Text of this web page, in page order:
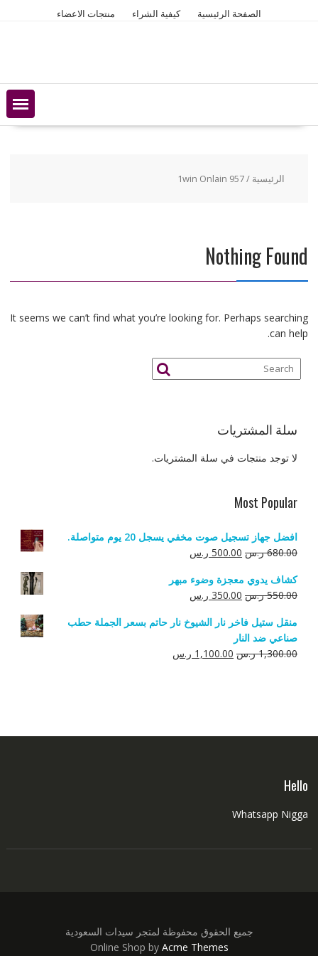
الصفحة الرئيسية كيفية الشراء منتجات الاعضاء
الرئيسية / 1win Onlain 957
Nothing Found
It seems we can’t find what you’re looking for. Perhaps searching
can help.
سلة المشتريات
لا توجد منتجات في سلة المشتريات.
Most Popular
افضل جهاز تسجيل صوت مخفي يسجل 20 يوم متواصلة.
680.00 ر.س السعر
هو:
680.00 ر.س.
500.00 ر.سالسعر
هو:
500.00 ر.س.
كشاف يدوي معجزة وضوء مبهر
550.00 ر.س السعر
هو:
550.00 ر.س.
350.00 ر.سالسعر
هو:
منقل ستيل فاخر نار الشيوخ نار حاتم بسعر الجملة حطب
صناعي ضد النار
1,300.00 ر.س السعر
1,100.00 ر.سالسعر
Hello
Whatsapp Nigga
جميع الحقوق محفوظة لمتجر سيدات السعودية
Online Shop by Acme Themes